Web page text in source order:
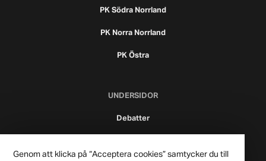
PK Södra Norrland
PK Norra Norrland
PK Östra
UNDERSIDOR
Debatter
Genom att klicka på “Acceptera cookies” samtycker du till